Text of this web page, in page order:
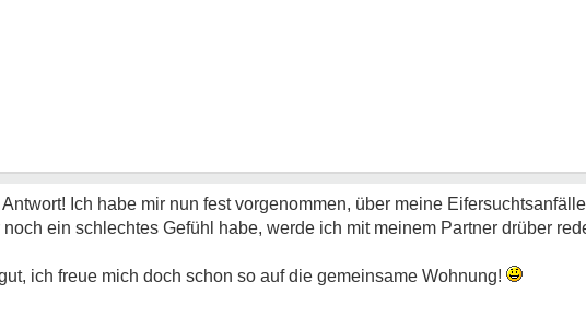
Ich habe mir nun fest vorgenommen, über meine
ein schlechtes Gefühl habe, werde ich mit meinem Partner drüber
ich freue mich doch schon so auf die gemeinsame Wohnung!